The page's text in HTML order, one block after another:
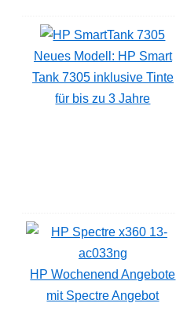
Neues Modell: HP Smart
Tank 7305 inklusive Tinte
für bis zu 3 Jahre
HP Wochenend Angebote
mit Spectre Angebot